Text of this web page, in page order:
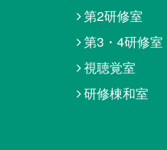
第2研修室
第3・4研修室
視聴覚室
研修棟和室